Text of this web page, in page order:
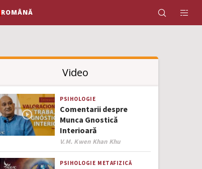
ROMÂNĂ
Video
PSIHOLOGIE
Comentarii despre
Munca Gnostică
Interioară
Author
V.M. Kwen Khan Khu
PSIHOLOGIE METAFIZICĂ